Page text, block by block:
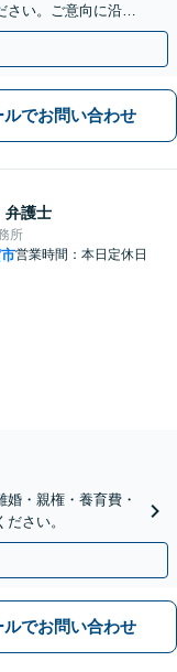
い。ご意向に沿っ
ルでお問い合わせ
弁護士
所
営業時間：本日定休日
婚・親権・養育費・
さい。
ルでお問い合わせ